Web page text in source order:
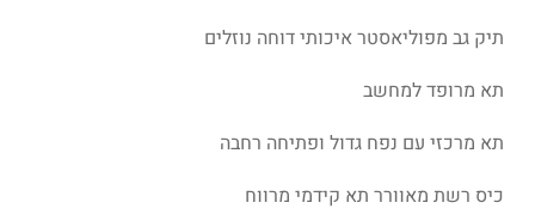
תיק גב מפוליאסטר איכותי דוחה נוזלים
תא מרופד למחשב
תא מרכזי עם נפח גדול ופתיחה רחבה
כיס רשת מאוורר תא קידמי מרווח